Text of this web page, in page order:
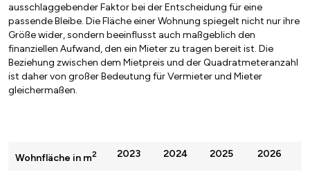
ausschlaggebender Faktor bei der Entscheidung für eine
passende Bleibe. Die Fläche einer Wohnung spiegelt nicht nur ihre
Größe wider, sondern beeinflusst auch maßgeblich den
finanziellen Aufwand, den ein Mieter zu tragen bereit ist. Die
Beziehung zwischen dem Mietpreis und der Quadratmeteranzahl
ist daher von großer Bedeutung für Vermieter und Mieter
gleichermaßen.
Wohnfläche in m2 2023 2024 2025 2026